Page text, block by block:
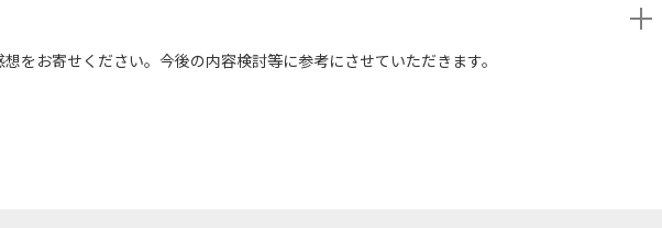
をお寄せください。今後の内容検討等に参考にさせていただきます。